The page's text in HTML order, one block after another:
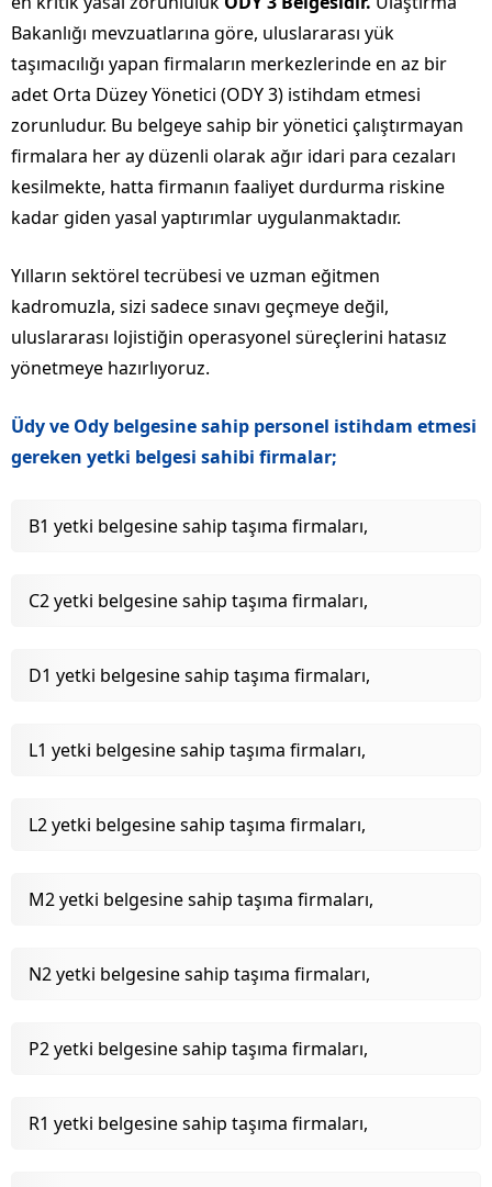
Bakanlığı mevzuatlarına göre, uluslararası yük
taşımacılığı yapan firmaların merkezlerinde en az bir
adet Orta Düzey Yönetici (ODY 3) istihdam etmesi
zorunludur. Bu belgeye sahip bir yönetici çalıştırmayan
firmalara her ay düzenli olarak ağır idari para cezaları
kesilmekte, hatta firmanın faaliyet durdurma riskine
kadar giden yasal yaptırımlar uygulanmaktadır.
Yılların sektörel tecrübesi ve uzman eğitmen
kadromuzla, sizi sadece sınavı geçmeye değil,
uluslararası lojistiğin operasyonel süreçlerini hatasız
yönetmeye hazırlıyoruz.
Üdy ve Ody belgesine sahip personel istihdam etmesi
gereken yetki belgesi sahibi firmalar;
B1 yetki belgesine sahip taşıma firmaları,
C2 yetki belgesine sahip taşıma firmaları,
D1 yetki belgesine sahip taşıma firmaları,
L1 yetki belgesine sahip taşıma firmaları,
L2 yetki belgesine sahip taşıma firmaları,
M2 yetki belgesine sahip taşıma firmaları,
N2 yetki belgesine sahip taşıma firmaları,
P2 yetki belgesine sahip taşıma firmaları,
R1 yetki belgesine sahip taşıma firmaları,